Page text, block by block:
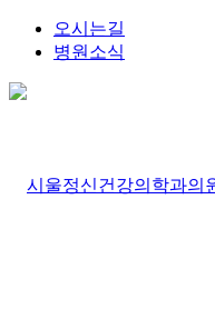
오시는길
병원소식